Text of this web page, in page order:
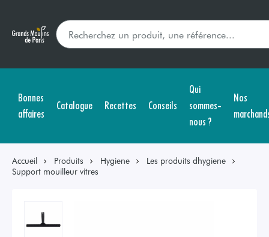
Bonnes
affaires
Catalogue Recettes Conseils
Qui
sommes-
nous ?
Nos
Accueil Produits Hygiene
Les produits dhygiene
Support mouilleur vitres